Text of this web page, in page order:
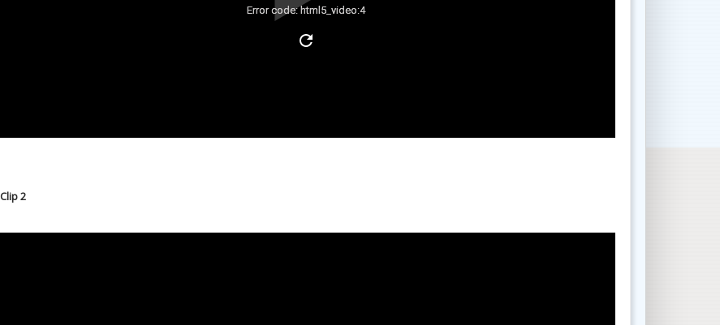
Error code: html5_video:4
Clip 2